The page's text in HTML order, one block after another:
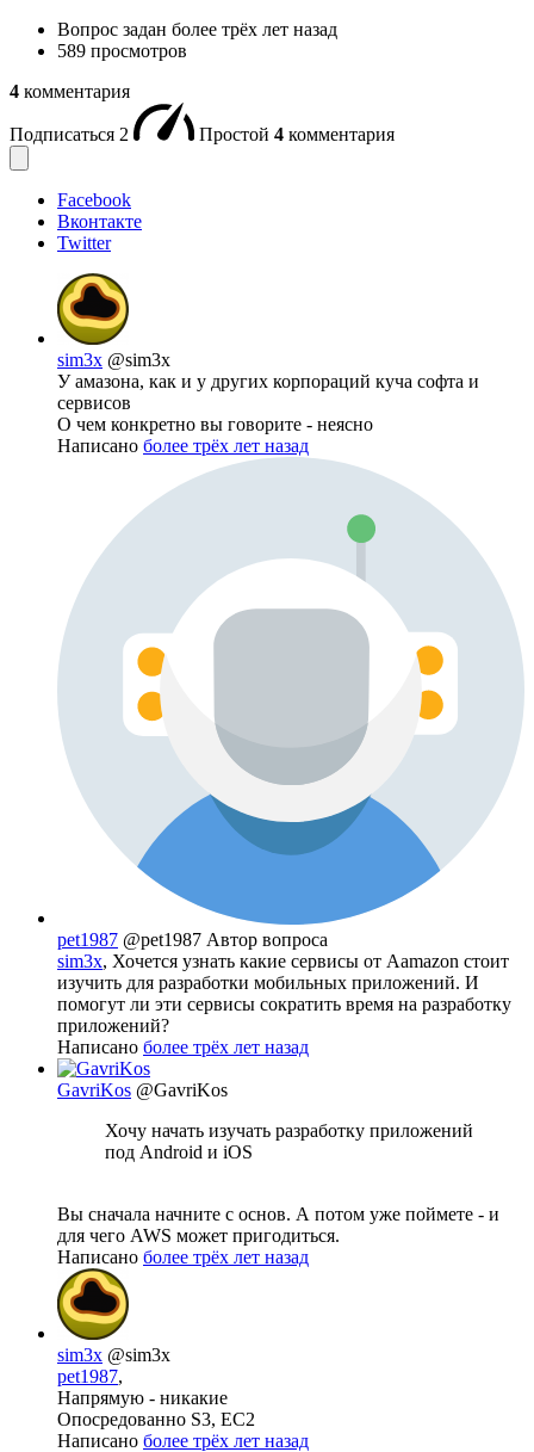
Вопрос задан более трёх лет назад
589 просмотров
4 комментария
Подписаться 2 Простой 4 комментария
Facebook
Вконтакте
Twitter
sim3x @sim3x
У амазона, как и у других корпораций куча софта и
сервисов
О чем конкретно вы говорите - неясно
Написано более трёх лет назад
pet1987 @pet1987 Автор вопроса
sim3x, Хочется узнать какие сервисы от Aamazon стоит
изучить для разработки мобильных приложений. И
помогут ли эти сервисы сократить время на разработку
приложений?
Написано более трёх лет назад
GavriKos @GavriKos
Хочу начать изучать разработку приложений
под Android и iOS
Вы сначала начните с основ. А потом уже поймете - и
для чего AWS может пригодиться.
Написано более трёх лет назад
sim3x @sim3x
pet1987,
Напрямую - никакие
Опосредованно S3, EC2
Написано более трёх лет назад